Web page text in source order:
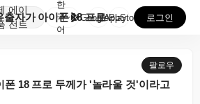
에이
전트
웨이보 유출자가 아이폰 18 프로 두께가 '놀라울 것'...
한
국
어
GooglePlay
AppStore 로그인
팔로우
폰 18 프로 두께가 '놀라울 것'이라고